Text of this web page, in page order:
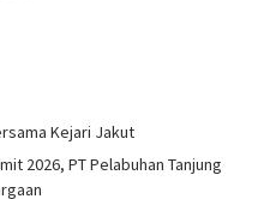
Kejari Jakut
2026, PT Pelabuhan Tanjung